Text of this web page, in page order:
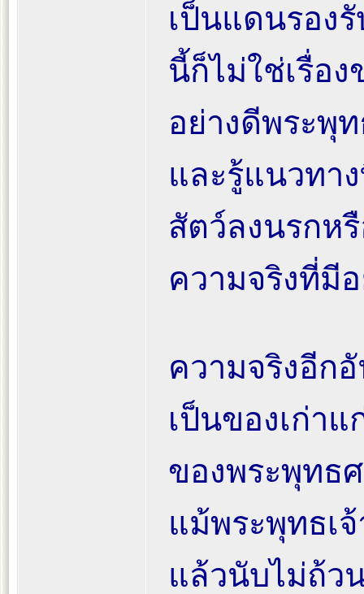
เป็นแดนรอง
นี้ก็ไม่ใช่เรื่อ
อย่างดีพระพุ
และรู้แนวทา
สัตว์ลงนรกห
ความจริงที่มี
ความจริงอีก
เป็นของเก่า
ของพระพุทธ
แม้พระพุทธเ
แล้วนับไม่ถ้ว